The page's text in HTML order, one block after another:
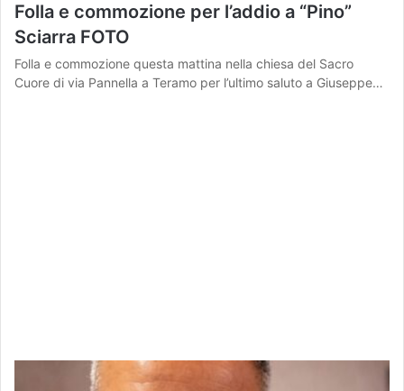
Folla e commozione per l’addio a “Pino”
Sciarra FOTO
Folla e commozione questa mattina nella chiesa del Sacro
Cuore di via Pannella a Teramo per l’ultimo saluto a Giuseppe…